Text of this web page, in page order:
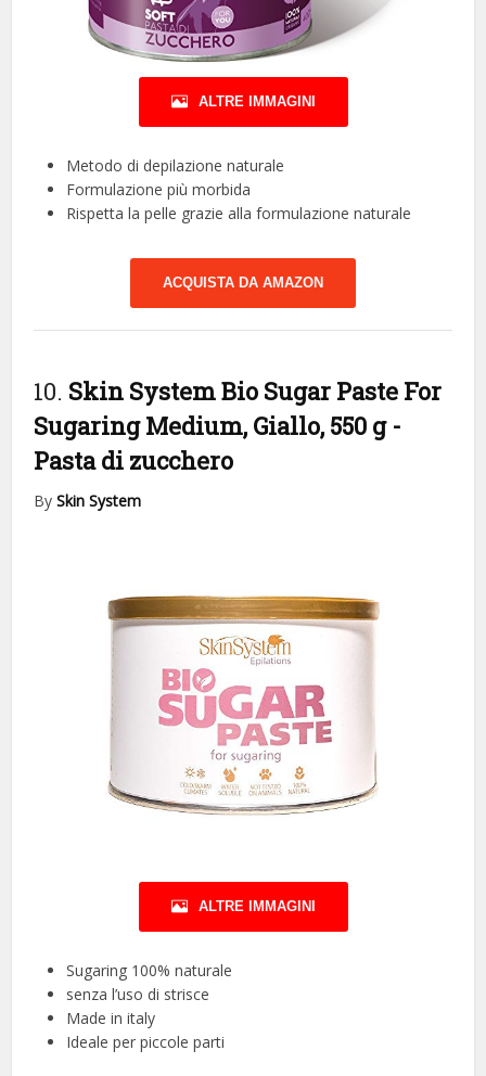
ALTRE IMMAGINI
Metodo di depilazione naturale
Formulazione più morbida
Rispetta la pelle grazie alla formulazione naturale
ACQUISTA DA AMAZON
10. Skin System Bio Sugar Paste For
Sugaring Medium, Giallo, 550 g -
Pasta di zucchero
BySkin System
ALTRE IMMAGINI
Sugaring 100% naturale
senza l’uso di strisce
Made in italy
Ideale per piccole parti